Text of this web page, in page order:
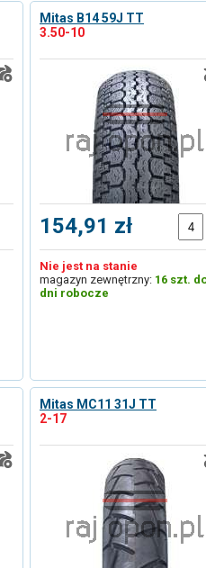
Mitas B14 59J TT
3.50-10
154,91 zł
Nie jest na stanie
magazyn zewnętrzny: 16 szt.
dni robocze
Mitas MC11 31J TT
2-17